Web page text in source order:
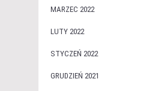
MARZEC 2022
LUTY 2022
STYCZEŃ 2022
GRUDZIEŃ 2021